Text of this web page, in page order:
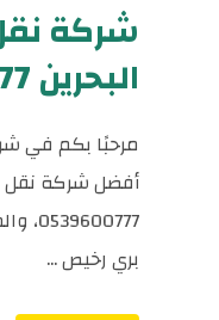
شركة
البحرين 0539600777
مرحبًا بكم في
أفضل شركة نقل
بري رخيص ...